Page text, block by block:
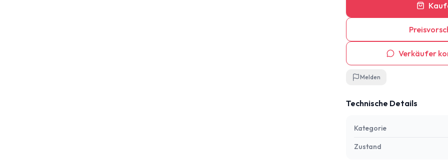
Verkäufer
Melden
Technische Details
Kategorie
Zustand